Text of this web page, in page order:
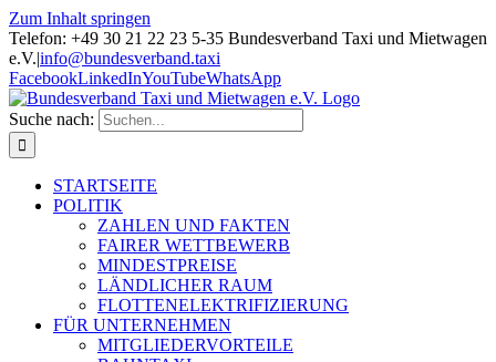
Zum Inhalt springen
Telefon: +49 30 21 22 23 5-35 Bundesverband Taxi und Mietwagen
e.V.|info@bundesverband.taxi
FacebookLinkedInYouTubeWhatsApp
Suche nach:
STARTSEITE
POLITIK
ZAHLEN UND FAKTEN
FAIRER WETTBEWERB
MINDESTPREISE
LÄNDLICHER RAUM
FLOTTENELEKTRIFIZIERUNG
FÜR UNTERNEHMEN
MITGLIEDERVORTEILE